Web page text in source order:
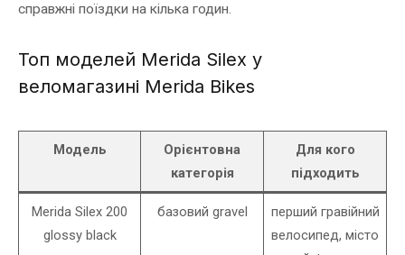
справжні поїздки на кілька годин.
Топ моделей Merida Silex у
веломагазині Merida Bikes
Модель
Орієнтовна
категорія
Для кого
підходить
Merida Silex 200
glossy black
базовий gravel
перший гравійний
велосипед, місто